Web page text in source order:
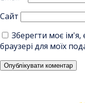
Сайт
Зберегти моє
браузері для моїх